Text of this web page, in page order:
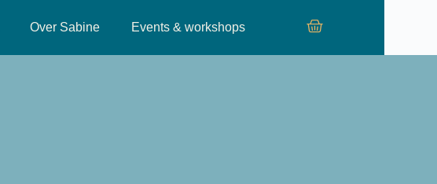
Over Sabine Events & workshops